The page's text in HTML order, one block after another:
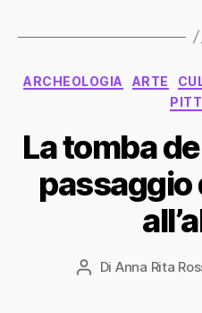
ARCHEOLOGIA ARTE
La tomba
passaggio
Autore
Di Anna Rita